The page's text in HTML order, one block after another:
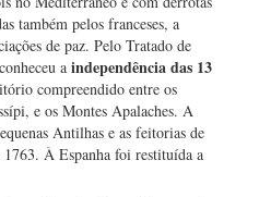
também pelos franceses, a
de paz. Pelo Tratado de
a independência das 13
compreendido entre os
e os Montes Apalaches. A
Antilhas e as feitorias de
À Espanha foi restituída a